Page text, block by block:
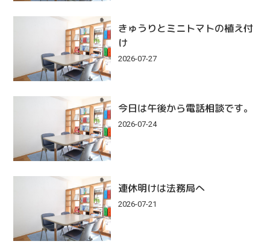
きゅうりとミニトマトの植え付
け
2026-07-27
今日は午後から電話相談です。
2026-07-24
連休明けは法務局へ
2026-07-21